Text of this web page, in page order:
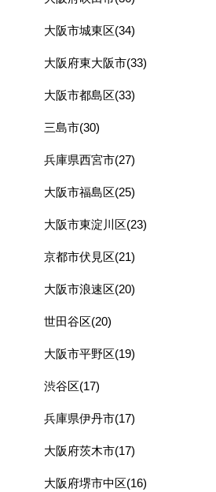
大阪市城東区(34)
大阪府東大阪市(33)
大阪市都島区(33)
三島市(30)
兵庫県西宮市(27)
大阪市福島区(25)
大阪市東淀川区(23)
京都市伏見区(21)
大阪市浪速区(20)
世田谷区(20)
大阪市平野区(19)
渋谷区(17)
兵庫県伊丹市(17)
大阪府茨木市(17)
大阪府堺市中区(16)